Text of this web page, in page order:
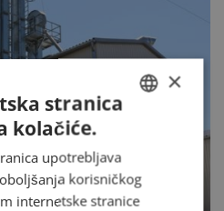
ENGLISH
ROMANIAN
×
stranica
kolačiće.
upotrebljava
korisničkog
internetske stranice